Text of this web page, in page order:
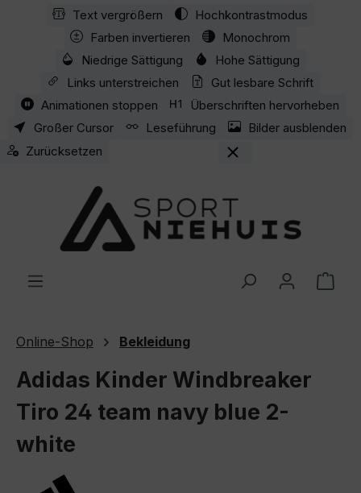
Zum Hauptinhalt springen
Text vergrößern
Hochkontrastmodus
Farben invertieren
Monochrom
Niedrige Sättigung
Hohe Sättigung
Links unterstreichen
Gut lesbare Schrift
Animationen stoppen
Überschriften hervorheben
Großer Cursor
Leseführung
Bilder ausblenden
Zurücksetzen
Online-Shop Bekleidung
Adidas Kinder Windbreaker
Tiro 24 team navy blue 2-
white